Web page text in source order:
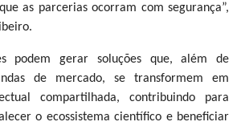
as parcerias ocorram com segurança”,
podem gerar soluções que, além de
de mercado, se transformem em
compartilhada, contribuindo para
o ecossistema científico e beneficiar